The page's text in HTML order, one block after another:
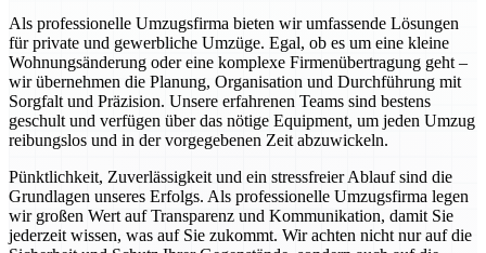
Als professionelle Umzugsfirma bieten wir umfassende Lösungen
für private und gewerbliche Umzüge. Egal, ob es um eine kleine
Wohnungsänderung oder eine komplexe Firmenübertragung geht –
wir übernehmen die Planung, Organisation und Durchführung mit
Sorgfalt und Präzision. Unsere erfahrenen Teams sind bestens
geschult und verfügen über das nötige Equipment, um jeden Umzug
reibungslos und in der vorgegebenen Zeit abzuwickeln.
Pünktlichkeit, Zuverlässigkeit und ein stressfreier Ablauf sind die
Grundlagen unseres Erfolgs. Als professionelle Umzugsfirma legen
wir großen Wert auf Transparenz und Kommunikation, damit Sie
jederzeit wissen, was auf Sie zukommt. Wir achten nicht nur auf die